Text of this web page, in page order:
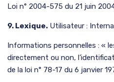
Loi n° 2004-575 du 21 juin
9. Lexique. Utilisateur :
Informations personnelles : «
directement ou non,
de la loi n° 78-17 du 6 janvier